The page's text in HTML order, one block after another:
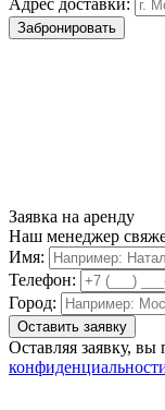
Адрес доставки:
Забронировать
Заявка на аренду
Наш менеджер
Имя:
Телефон:
Город:
Оставляя заявку, вы